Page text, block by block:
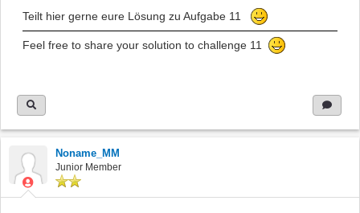
Teilt hier gerne eure Lösung zu Aufgabe 11
Feel free to share your solution to challenge 11
Noname_MM
Junior Member